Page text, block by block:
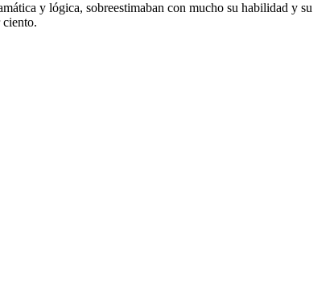
y lógica, sobreestimaban con mucho su habilidad y su
ciento.